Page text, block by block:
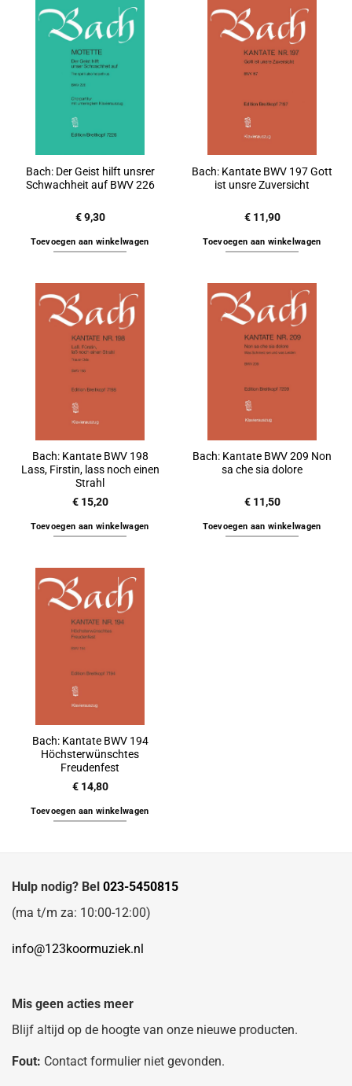
Bach: Der Geist hilft unsrer
Schwachheit auf BWV 226
€9,30
Toevoegen aan winkelwagen
Bach: Kantate BWV 197 Gott
ist unsre Zuversicht
€11,90
Toevoegen aan winkelwagen
Bach: Kantate BWV 198
Lass, Firstin, lass noch einen
Strahl
€15,20
Toevoegen aan winkelwagen
Bach: Kantate BWV 209 Non
sa che sia dolore
€11,50
Toevoegen aan winkelwagen
Bach: Kantate BWV 194
Höchsterwünschtes
Freudenfest
€14,80
Toevoegen aan winkelwagen
Hulp nodig? Bel 023-5450815
(ma t/m za: 10:00-12:00)
info@123koormuziek.nl
Mis geen acties meer
Blijf altijd op de hoogte van onze nieuwe producten.
Fout: Contact formulier niet gevonden.